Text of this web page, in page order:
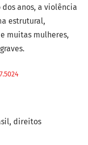
direitos
anos, a violência
estrutural,
muitas mulheres,